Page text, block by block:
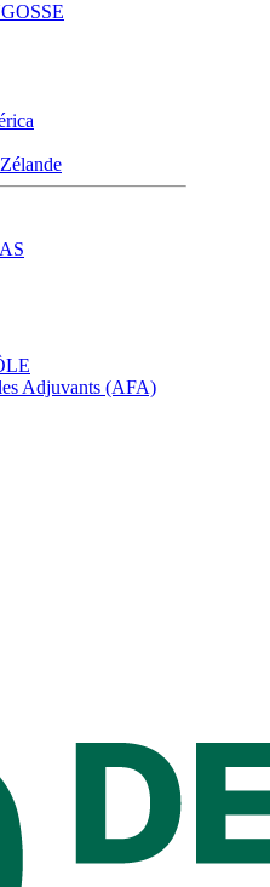
Adjuvants (AFA)